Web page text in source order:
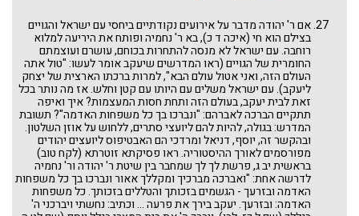
אם ר' יהודה מדבר על אירועים נקודתיים ביחסי עם ישראל והגויים
בצילם הוא חי (איכה ד כ), בא ר' נחמיה ופותח את היריעה למלוא
רוחבה. עם ישראל לא מנסה להתחרות בכוחם, עושרם ועוצמתם
החומרית של הגויים (ראו המדרשים שיעקב אומר לעשו: "טול אתה
העולם הזה, ואני אטול עולם הבא", למרות ברכתו הארצית של יצחק
ליעקב). עם ישראל משלים עם היותו עם קטן וחלש. אז מה נותר בכל
זאת לבית יעקב, בעולם הזה ותחת חסות המעצמות? איך ואיפה
תתקיים הברכה לאברהם: "ונברכו בך כל משפחות האדמה"? תשובת
המדרש: בגולה, להיות להם ליועצי סתרים, ללחוש על אוזן השלטון.
ובהקשר זה, יוסף, דניאל ומרדכי הם האבטיפוס ליועצים יהודים
מפורסמים לאורך ההיסטוריה. ראו פסיקתא זוטרתא (לקח טוב)
בראשית יב ג, פרשת לך לך שמחבר בין שיטת ר' יהודה ור' נחמיה
לדרשה אחת: "ואברכה מברכיך ומקללך אאור ונברכו בך כל משפחות
האדמה ובזרעך - הגשמים בזכותך והטללים בזכותך. כל משפחות
האדמה: ובזרעך. יעקב בירך את פרעה ... וכתיב: נחשתי ויברכני ה'